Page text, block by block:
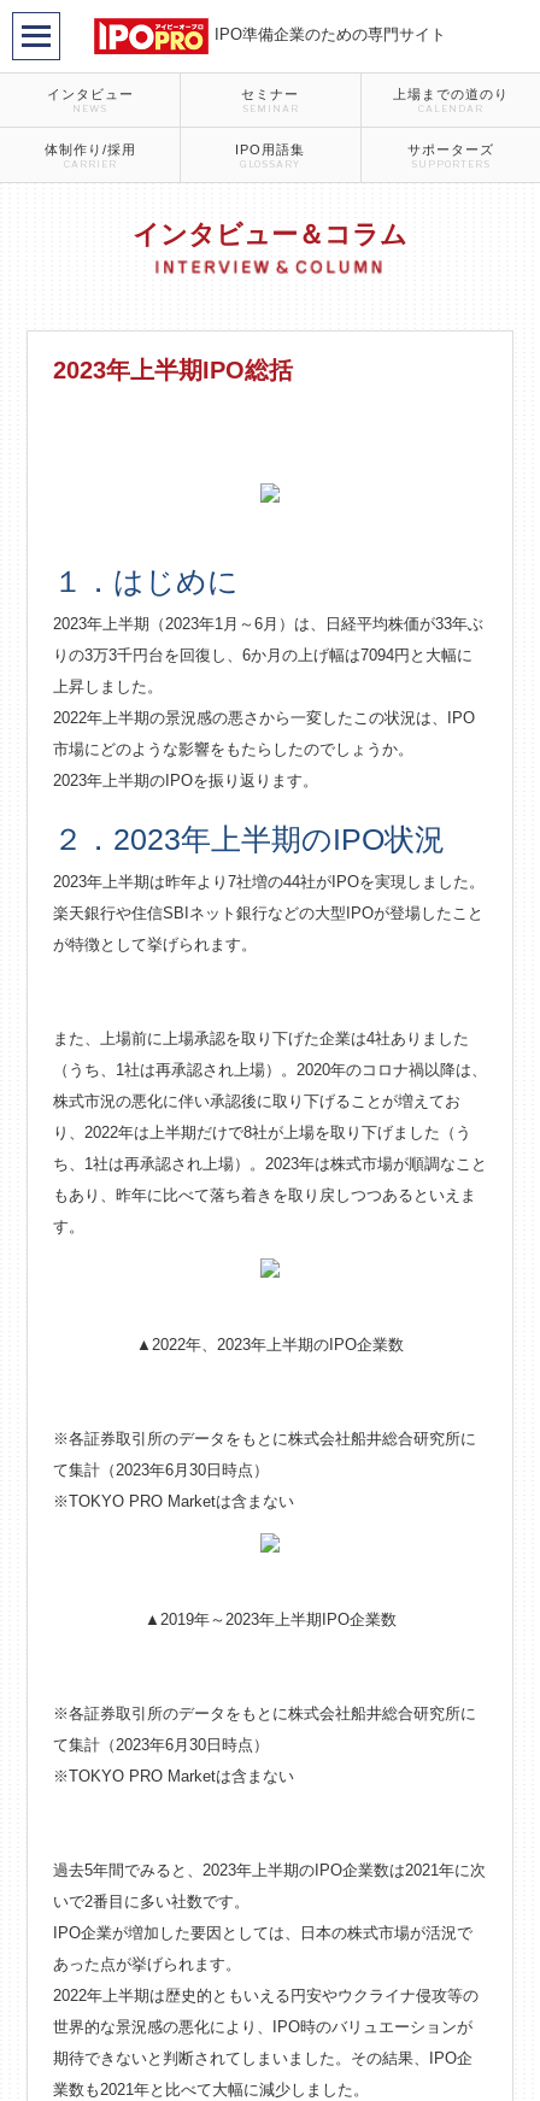
IPO準備企業のための専門サイト
インタビュー
NEWS
セミナー
SEMINAR
上場までの道のり
CALENDAR
体制作り/採用
CARRIER
IPO用語集
GLOSSARY
サポーターズ
SUPPORTERS
インタビュー＆コラム
2023年上半期IPO総括
１．はじめに
2023年上半期（2023年1月～6月）は、日経平均株価が33年ぶ
りの3万3千円台を回復し、6か月の上げ幅は7094円と大幅に
上昇しました。
2022年上半期の景況感の悪さから一変したこの状況は、IPO
市場にどのような影響をもたらしたのでしょうか。
2023年上半期のIPOを振り返ります。
２．2023年上半期のIPO状況
2023年上半期は昨年より7社増の44社がIPOを実現しました。
楽天銀行や住信SBIネット銀行などの大型IPOが登場したこと
が特徴として挙げられます。
また、上場前に上場承認を取り下げた企業は4社ありました
（うち、1社は再承認され上場）。2020年のコロナ禍以降は、
株式市況の悪化に伴い承認後に取り下げることが増えてお
り、2022年は上半期だけで8社が上場を取り下げました（う
ち、1社は再承認され上場）。2023年は株式市場が順調なこと
もあり、昨年に比べて落ち着きを取り戻しつつあるといえま
す。
▲2022年、2023年上半期のIPO企業数
※各証券取引所のデータをもとに株式会社船井総合研究所に
て集計（2023年6月30日時点）
※TOKYO PRO Marketは含まない
▲2019年～2023年上半期IPO企業数
※各証券取引所のデータをもとに株式会社船井総合研究所に
て集計（2023年6月30日時点）
※TOKYO PRO Marketは含まない
過去5年間でみると、2023年上半期のIPO企業数は2021年に次
いで2番目に多い社数です。
IPO企業が増加した要因としては、日本の株式市場が活況で
あった点が挙げられます。
2022年上半期は歴史的ともいえる円安やウクライナ侵攻等の
世界的な景況感の悪化により、IPO時のバリュエーションが
期待できないと判断されてしまいました。その結果、IPO企
業数も2021年と比べて大幅に減少しました。